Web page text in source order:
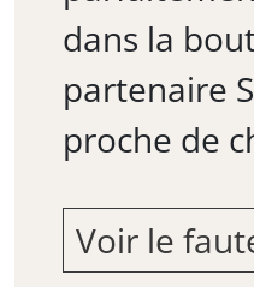
dans la
partenaire
proche de
Voir le